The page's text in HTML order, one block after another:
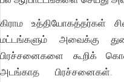
கிராம உத்தியோகத்தர்கள்
மட்டங்களும் அவைக்கு
பிரச்சனைகளை கூறிக்
அடங்காத